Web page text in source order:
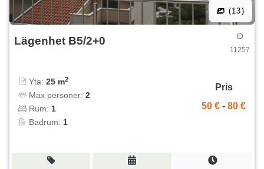
(13)
Lägenhet B5/2+0
ID
11257
Yta: 25 m2
Max personer: 2
Rum: 1
Badrum: 1
Pris
50 € - 80 €